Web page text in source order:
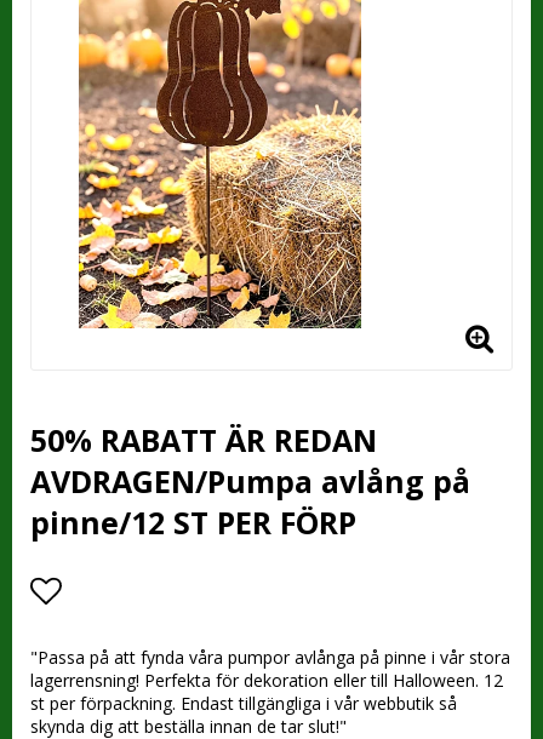
50% RABATT ÄR REDAN
AVDRAGEN/Pumpa avlång på
pinne/12 ST PER FÖRP
Lägg till i favoritlistan
"Passa på att fynda våra pumpor avlånga på pinne i vår stora
lagerrensning! Perfekta för dekoration eller till Halloween. 12
st per förpackning. Endast tillgängliga i vår webbutik så
skynda dig att beställa innan de tar slut!"